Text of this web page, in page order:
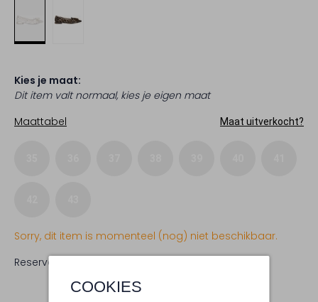
COOKIES
Kies je maat:
Dit item valt normaal, kies je eigen maat
Maattabel
Maat uitverkocht?
Sorry, dit item is momenteel (nog) niet beschikbaar.
Reserveer direct in een van onze 19 boutiques